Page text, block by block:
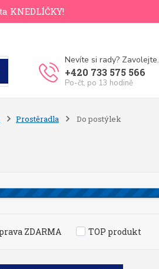
Nevíte si rady? Zavolejte.
+420 733 575 566
Po-čt, po 13 hodině
Prostěradla Do postýlek
ZDARMA TOP produkt